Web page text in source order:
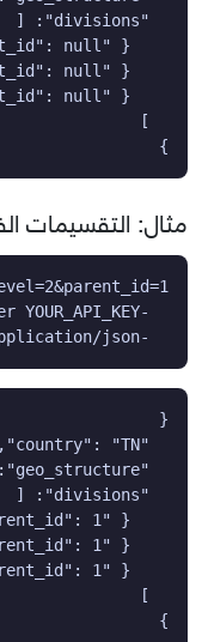
}
مثال: التقسيمات
  -H "Accept: application/json"
}